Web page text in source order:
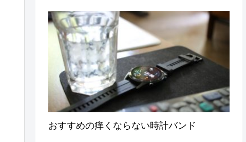
おすすめの痒くならない時計バンド